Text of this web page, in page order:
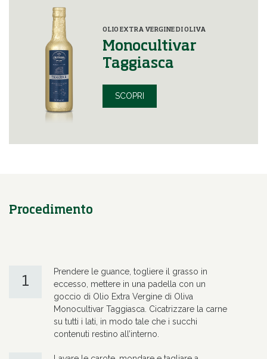
OLIO EXTRA VERGINE DI OLIVA
Monocultivar
Taggiasca
SCOPRI
Procedimento
1
Prendere le guance, togliere il grasso in
eccesso, mettere in una padella con un
goccio di Olio Extra Vergine di Oliva
Monocultivar Taggiasca. Cicatrizzare la carne
su tutti i lati, in modo tale che i succhi
contenuti restino all’interno.